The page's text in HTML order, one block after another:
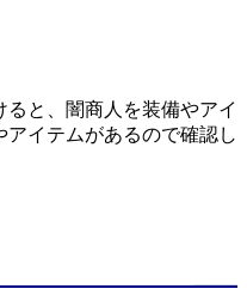
と、闇商人を装備やアイ
イテムがあるので確認し